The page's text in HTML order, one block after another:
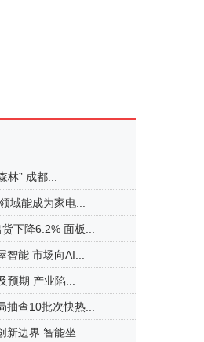
林” 成都...
域能成为家电...
下降6.2% 面板...
智能 市场向AI...
预期 产业陷...
抽查10批次快热...
新边界 智能坐...